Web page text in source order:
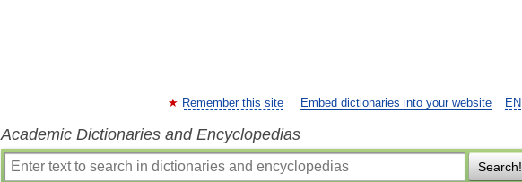
EN
Remember this site Embed dictionaries into your website
Academic Dictionaries and Encyclopedias
Search!